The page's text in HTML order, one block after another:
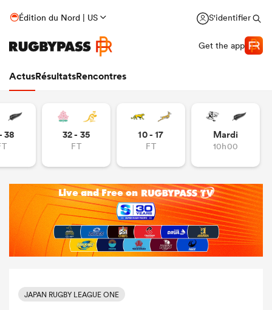
Édition du Nord | US S'identifier
Get the app
ActusRésultatsRencontres
38 32 - 35
FT
10 - 17
FT
Mardi
10h00
JAPAN RUGBY LEAGUE ONE